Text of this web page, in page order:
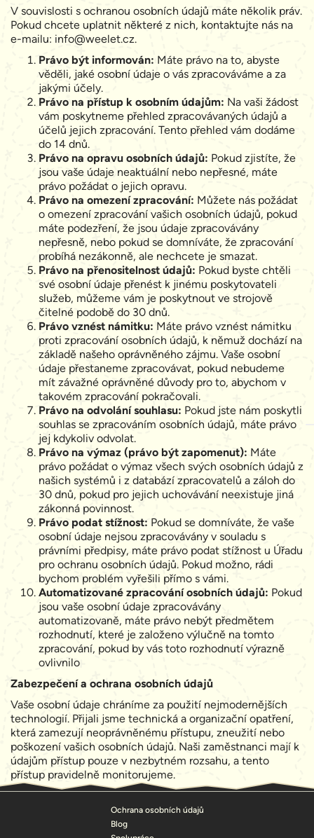
V souvislosti s ochranou osobních údajů máte několik práv.
Pokud chcete uplatnit některé z nich, kontaktujte nás na
e-mailu: info@weelet.cz.
Právo být informován: Máte právo na to, abyste
věděli, jaké osobní údaje o vás zpracováváme a za
jakými účely.
Právo na přístup k osobním údajům: Na vaši žádost
vám poskytneme přehled zpracovávaných údajů a
účelů jejich zpracování. Tento přehled vám dodáme
do 14 dnů.
Právo na opravu osobních údajů: Pokud zjistíte, že
jsou vaše údaje neaktuální nebo nepřesné, máte
právo požádat o jejich opravu.
Právo na omezení zpracování: Můžete nás požádat
o omezení zpracování vašich osobních údajů, pokud
máte podezření, že jsou údaje zpracovávány
nepřesně, nebo pokud se domníváte, že zpracování
probíhá nezákonně, ale nechcete je smazat.
Právo na přenositelnost údajů: Pokud byste chtěli
své osobní údaje přenést k jinému poskytovateli
služeb, můžeme vám je poskytnout ve strojově
čitelné podobě do 30 dnů.
Právo vznést námitku: Máte právo vznést námitku
proti zpracování osobních údajů, k němuž dochází na
základě našeho oprávněného zájmu. Vaše osobní
údaje přestaneme zpracovávat, pokud nebudeme
mít závažné oprávněné důvody pro to, abychom v
takovém zpracování pokračovali.
Právo na odvolání souhlasu: Pokud jste nám poskytli
souhlas se zpracováním osobních údajů, máte právo
jej kdykoliv odvolat.
Právo na výmaz (právo být zapomenut): Máte
právo požádat o výmaz všech svých osobních údajů z
našich systémů i z databází zpracovatelů a záloh do
30 dnů, pokud pro jejich uchovávání neexistuje jiná
zákonná povinnost.
Právo podat stížnost: Pokud se domníváte, že vaše
osobní údaje nejsou zpracovávány v souladu s
právními předpisy, máte právo podat stížnost u Úřadu
pro ochranu osobních údajů. Pokud možno, rádi
bychom problém vyřešili přímo s vámi.
Automatizované zpracování osobních údajů: Pokud
jsou vaše osobní údaje zpracovávány
automatizovaně, máte právo nebýt předmětem
rozhodnutí, které je založeno výlučně na tomto
zpracování, pokud by vás toto rozhodnutí výrazně
ovlivnilo
Zabezpečení a ochrana osobních údajů
Vaše osobní údaje chráníme za použití nejmodernějších
technologií. Přijali jsme technická a organizační opatření,
která zamezují neoprávněnému přístupu, zneužití nebo
poškození vašich osobních údajů. Naši zaměstnanci mají k
údajům přístup pouze v nezbytném rozsahu, a tento
přístup pravidelně monitorujeme.
Ochrana osobních údajů
Blog